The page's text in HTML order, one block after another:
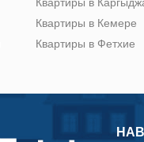
Квартиры в Кемере
Квартиры в Фетхие